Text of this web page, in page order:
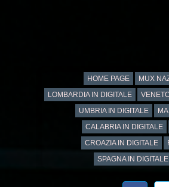
HOME PAGE MUX
LOMBARDIA IN DIGITALE
UMBRIA IN DIGITALE
CALABRIA IN DIGITALE
CROAZIA IN DIGITALE
SPAGNA IN DIGITALE